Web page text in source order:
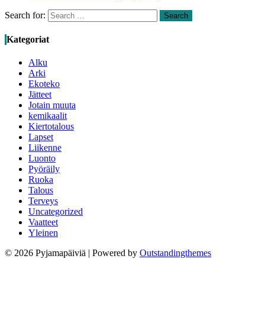
Search for: Search
Kategoriat
Alku
Arki
Ekoteko
Jätteet
Jotain muuta
kemikaalit
Kiertotalous
Lapset
Liikenne
Luonto
Pyöräily
Ruoka
Talous
Terveys
Uncategorized
Vaatteet
Yleinen
© 2026 Pyjamapäiviä | Powered by Outstandingthemes